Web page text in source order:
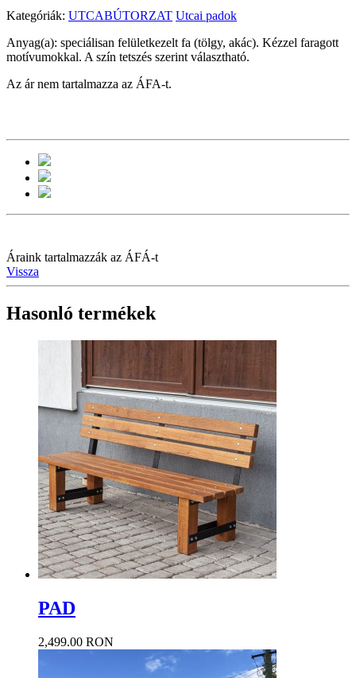
Kategóriák: UTCABÚTORZAT Utcai padok
Anyag(a): speciálisan felületkezelt fa (tölgy, akác). Kézzel faragott
motívumokkal. A szín tetszés szerint választható.
Az ár nem tartalmazza az ÁFA-t.
Áraink tartalmazzák az ÁFÁ-t
Vissza
Hasonló termékek
PAD
2,499.00 RON